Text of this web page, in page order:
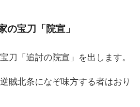
の宝刀「院宣」
刀「追討の院宣」を出します。
賊北条になぞ味方する者はおり